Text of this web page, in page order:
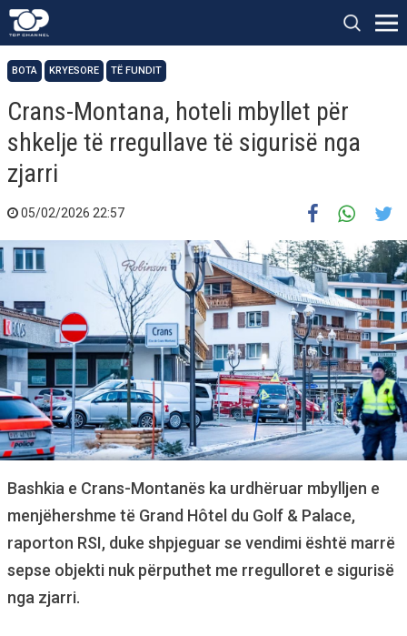
BOTA KRYESORE TË FUNDIT
Crans-Montana, hoteli mbyllet për
shkelje të rregullave të sigurisë nga
zjarri
05/02/2026 22:57
Bashkia e Crans-Montanës ka urdhëruar mbylljen e
menjëhershme të Grand Hôtel du Golf & Palace,
raporton RSI, duke shpjeguar se vendimi është marrë
sepse objekti nuk përputhet me rregulloret e sigurisë
nga zjarri.